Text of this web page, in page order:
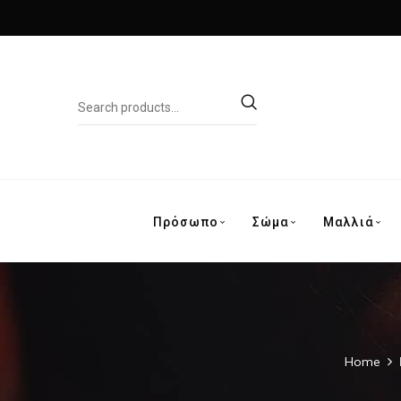
Πρόσωπο Σώμα Μαλλιά
Home